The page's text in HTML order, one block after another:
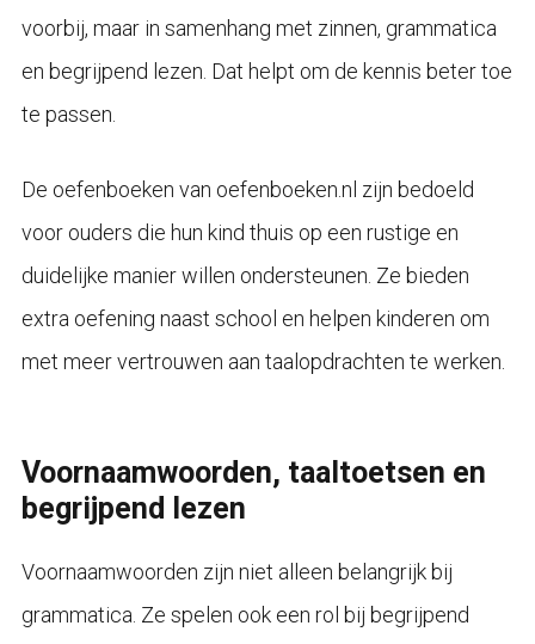
voorbij, maar in samenhang met zinnen, grammatica
en begrijpend lezen. Dat helpt om de kennis beter toe
te passen.
De oefenboeken van oefenboeken.nl zijn bedoeld
voor ouders die hun kind thuis op een rustige en
duidelijke manier willen ondersteunen. Ze bieden
extra oefening naast school en helpen kinderen om
met meer vertrouwen aan taalopdrachten te werken.
Voornaamwoorden, taaltoetsen en
begrijpend lezen
Voornaamwoorden zijn niet alleen belangrijk bij
grammatica. Ze spelen ook een rol bij begrijpend